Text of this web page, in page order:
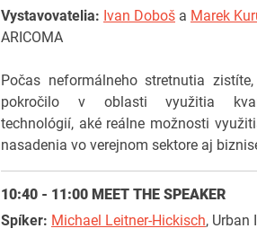
Vystavovatelia: Ivan Doboš a Marek
ARICOMA
Počas neformálneho stretnutia
pokročilo v oblasti využitia
technológií, aké reálne možnosti
nasadenia vo verejnom sektore aj
10:40 - 11:00 MEET THE SPEAKER
Spíker: Michael Leitner-Hickisch, Urban